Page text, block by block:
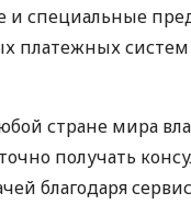
и специальные
платежных систем
стране мира
получать
благодаря